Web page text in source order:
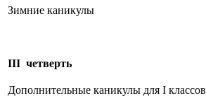
Зимние каникулы
III четверть
Дополнительные каникулы для I классов